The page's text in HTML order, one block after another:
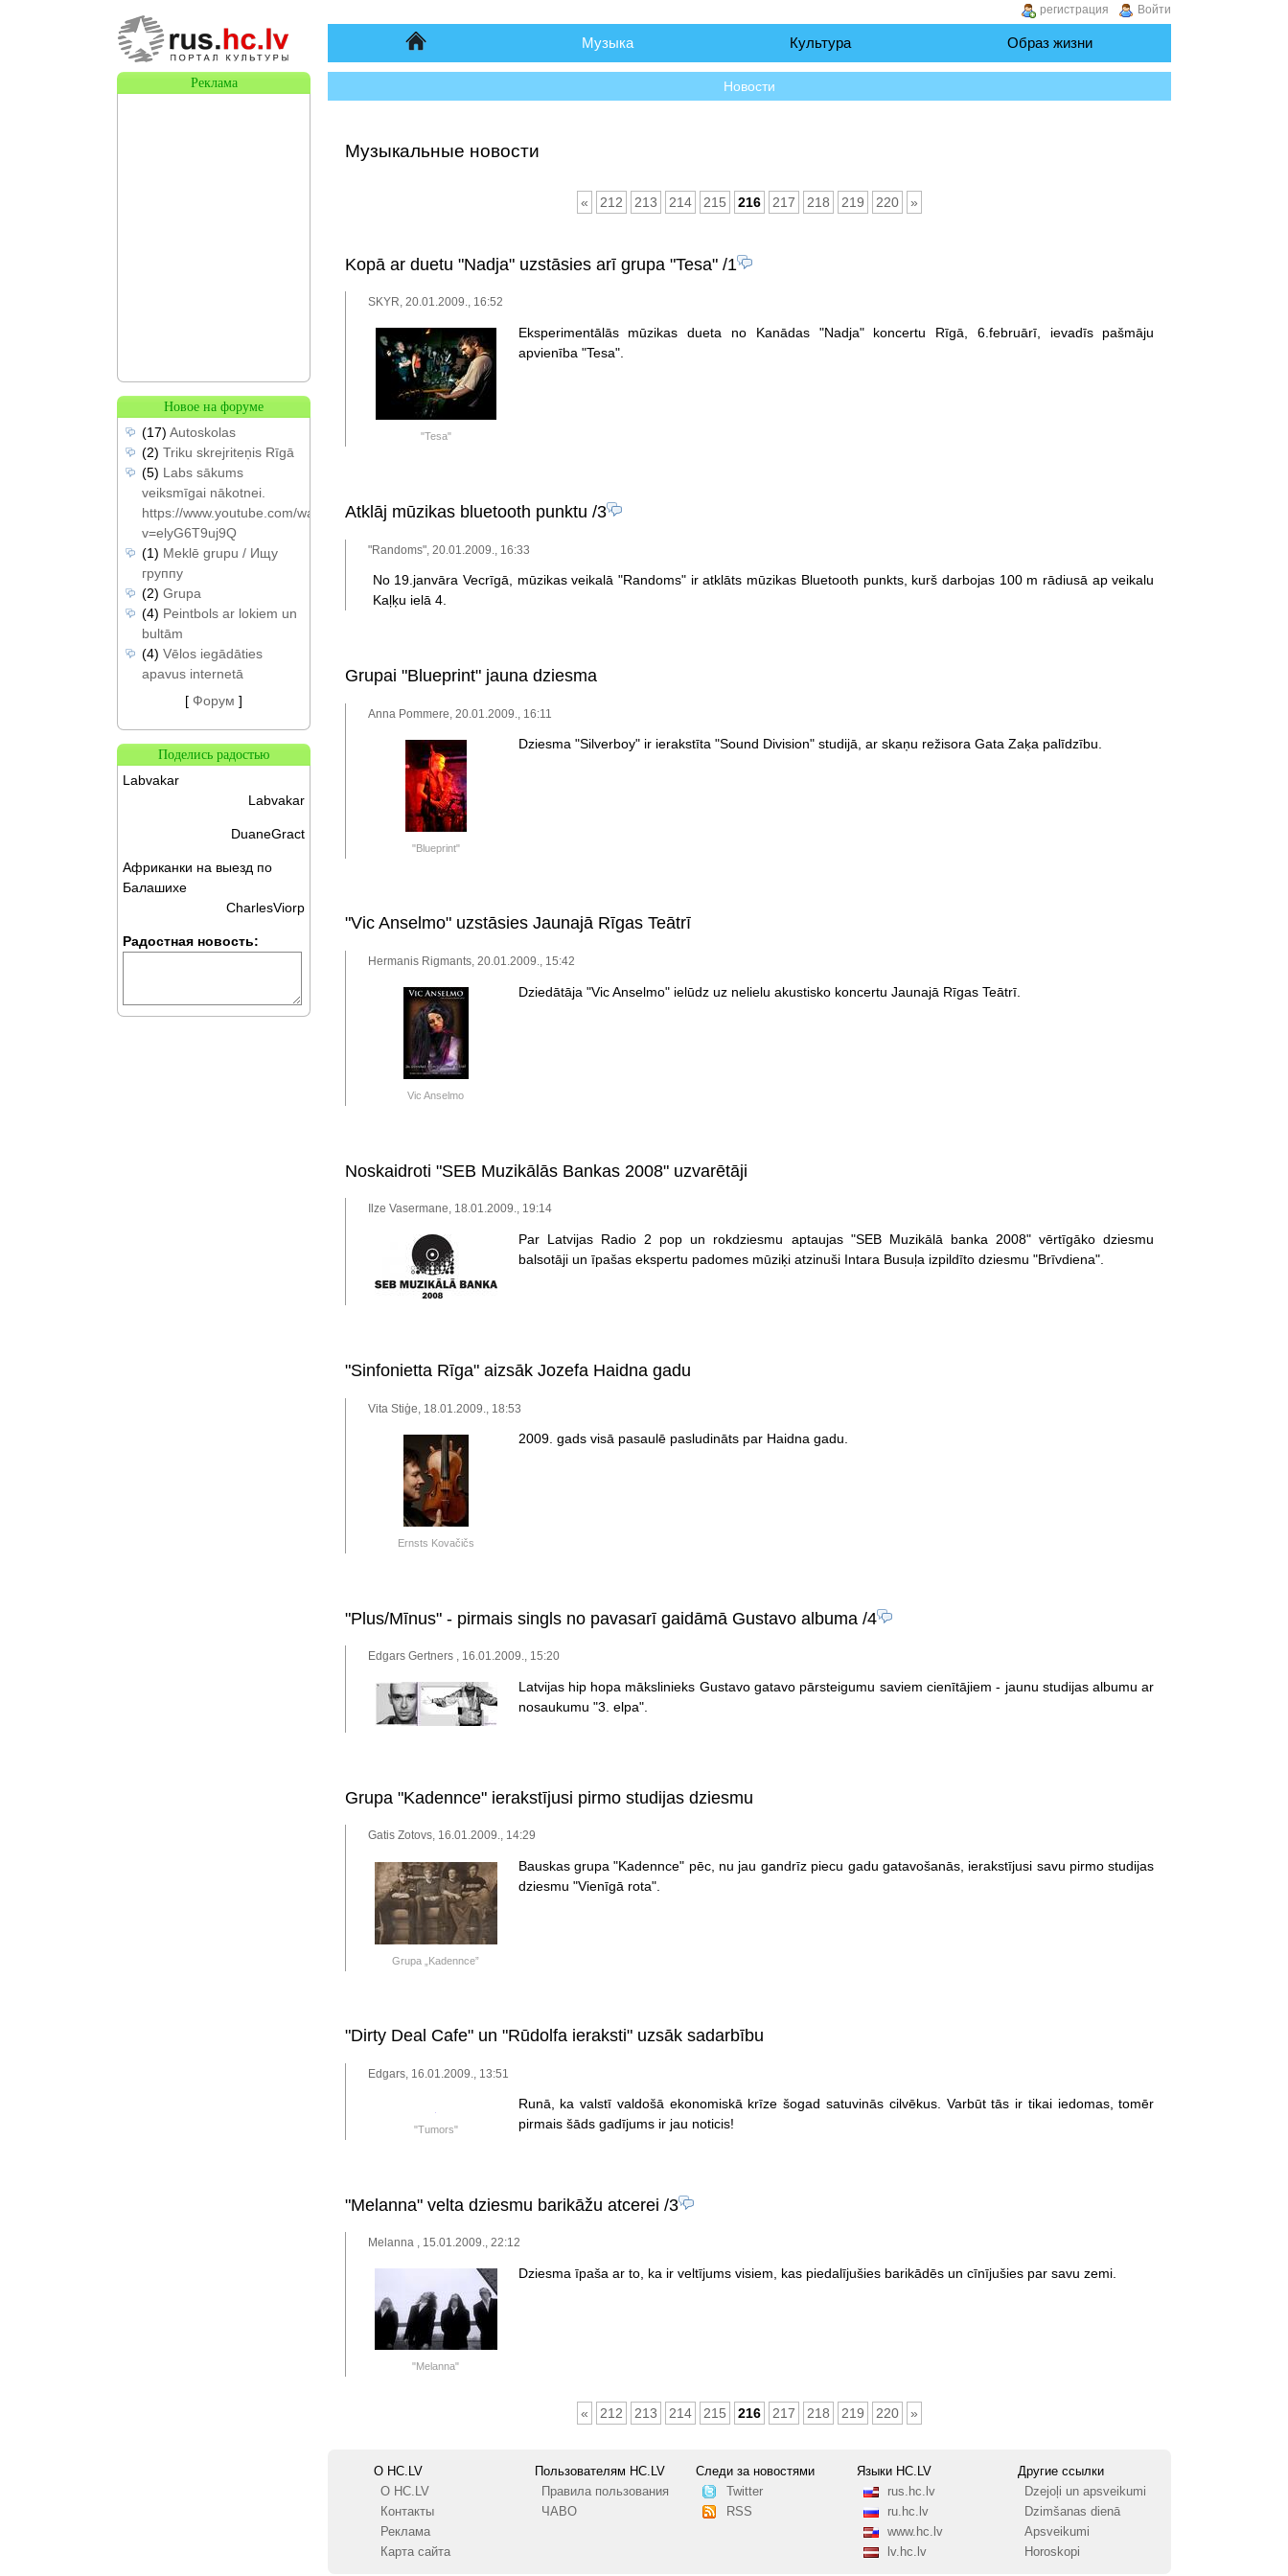
Начало Музыка Культура Образ жизни
Новости
Музыкальные новости
« 212 213 214 215 216 217 218 219 220 »
Kopā ar duetu "Nadja" uzstāsies arī grupa "Tesa"/1
SKYR, 20.01.2009., 16:52
"Tesa"
Eksperimentālās mūzikas dueta no Kanādas "Nadja" koncertu Rīgā, 6.februārī, ievadīs pašmāju
apvienība "Tesa".
Atklāj mūzikas bluetooth punktu /3
"Randoms", 20.01.2009., 16:33
No 19.janvāra Vecrīgā, mūzikas veikalā "Randoms" ir atklāts mūzikas Bluetooth punkts, kurš darbojas 100 m rādiusā ap veikalu
Kaļķu ielā 4.
Grupai "Blueprint" jauna dziesma
Anna Pommere, 20.01.2009., 16:11
"Blueprint"
Dziesma "Silverboy" ir ierakstīta "Sound Division" studijā, ar skaņu režisora Gata Zaķa palīdzību.
"Vic Anselmo" uzstāsies Jaunajā Rīgas Teātrī
Hermanis Rigmants, 20.01.2009., 15:42
Vic Anselmo
Dziedātāja "Vic Anselmo" ielūdz uz nelielu akustisko koncertu Jaunajā Rīgas Teātrī.
Noskaidroti "SEB Muzikālās Bankas 2008" uzvarētāji
Ilze Vasermane, 18.01.2009., 19:14
Par Latvijas Radio 2 pop un rokdziesmu aptaujas "SEB Muzikālā banka 2008" vērtīgāko dziesmu
balsotāji un īpašas ekspertu padomes mūziķi atzinuši Intara Busuļa izpildīto dziesmu "Brīvdiena".
"Sinfonietta Rīga" aizsāk Jozefa Haidna gadu
Vita Stiģe, 18.01.2009., 18:53
Ernsts Kovačičs
2009. gads visā pasaulē pasludināts par Haidna gadu.
"Plus/Mīnus" - pirmais singls no pavasarī gaidāmā Gustavo albuma/4
Edgars Gertners , 16.01.2009., 15:20
Latvijas hip hopa mākslinieks Gustavo gatavo pārsteigumu saviem cienītājiem - jaunu studijas albumu ar
nosaukumu "3. elpa".
Grupa "Kadennce" ierakstījusi pirmo studijas dziesmu
Gatis Zotovs, 16.01.2009., 14:29
Grupa „Kadennce”
Bauskas grupa "Kadennce" pēc, nu jau gandrīz piecu gadu gatavošanās, ierakstījusi savu pirmo studijas
dziesmu "Vienīgā rota".
"Dirty Deal Cafe" un "Rūdolfa ieraksti" uzsāk sadarbību
Edgars, 16.01.2009., 13:51
"Tumors"
Runā, ka valstī valdošā ekonomiskā krīze šogad satuvinās cilvēkus. Varbūt tās ir tikai iedomas, tomēr
pirmais šāds gadījums ir jau noticis!
"Melanna" velta dziesmu barikāžu atcerei /3
Melanna , 15.01.2009., 22:12
"Melanna"
Dziesma īpaša ar to, ka ir veltījums visiem, kas piedalījušies barikādēs un cīnījušies par savu zemi.
« 212 213 214 215 216 217 218 219 220 »
О HC.LV
О HC.LV
Контакты
Реклама
Карта сайта
Пользователям HC.LV
Правила пользования
ЧАВО
Следи за новостями
Twitter
RSS
Языки HC.LV
rus.hc.lv
ru.hc.lv
www.hc.lv
lv.hc.lv
Другие ссылки
Dzejoļi un apsveikumi
Dzimšanas dienā
Apsveikumi
Horoskopi
Реклама
Новое на форуме
(17) Autoskolas
(2) Triku skrejriteņis Rīgā
(5) Labs sākums
veiksmīgai nākotnei.
https://www.youtube.com/watch?
v=elyG6T9uj9Q
(1) Meklē grupu / Ищу
группу
(2) Grupa
(4) Peintbols ar lokiem un
bultām
(4) Vēlos iegādāties
apavus internetā
[ Форум ]
Поделись радостью
Labvakar
Labvakar
DuaneGract
Африканки на выезд по
Балашихе
CharlesViorp
Радостная новость:
Войти
регистрация